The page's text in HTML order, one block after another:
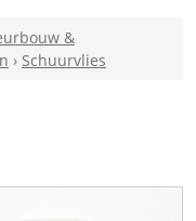
&
› Schuurvlies